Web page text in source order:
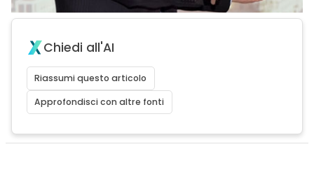
Chiedi all'AI
Riassumi questo articolo
Approfondisci con altre fonti